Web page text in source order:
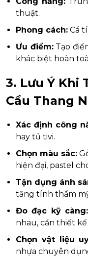
thuật.
Phong cách: Cá
Ưu điểm:Tạo
khác biệt hoàn
3. Lưu Ý Khi
Cầu Thang
Xác định công
hay tủ tivi.
Chọn màu sắc:
hiện đại, pastel
Tận dụng ánh
tăng tính thẩm
Đo đạc kỹ càng:
nhau, cần thiết
Chọn vật liệu
nhựa chuyên